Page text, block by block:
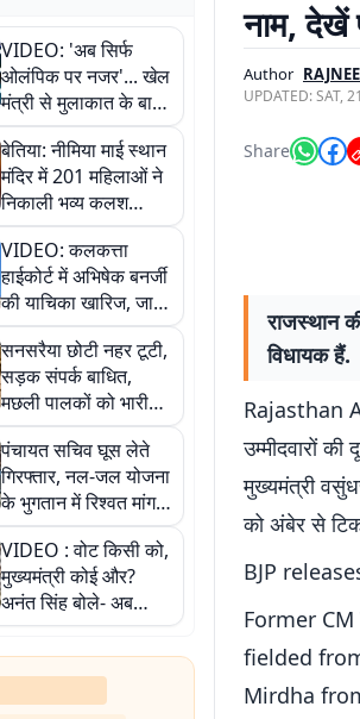
VIDEO: 'अब सिर्फ
ओलंपिक पर नजर'... खेल
मंत्री से मुलाकात के बाद
जैसमीन लंबोरिया का बड़ा
बयान
बेतिया: नीमिया माई स्थान
मंदिर में 201 महिलाओं ने
निकाली भव्य कलश
शोभायात्रा, शिवलिंग
प्राण-प्रतिष्ठा महोत्सव
शुरू
VIDEO: कलकत्ता
हाईकोर्ट में अभिषेक बनर्जी
की याचिका खारिज, जानें
क्या है पूरा मामला
सनसरैया छोटी नहर टूटी,
सड़क संपर्क बाधित,
मछली पालकों को भारी
नुकसान
पंचायत सचिव घूस लेते
गिरफ्तार, नल-जल योजना
के भुगतान में रिश्वत मांगना
पड़ा भारी
VIDEO : वोट किसी को,
मुख्यमंत्री कोई और?
अनंत सिंह बोले- अब
जनता हर चुनाव में देगी
जवाब
नाम, देखें
Author
UPDATED:SAT,
Share
राजस्थान
विधायक हैं.
Rajasthan
उम्मीदवारों
मुख्यमंत्री
को अंबेर से
BJP
Former
fielded
Mirdha